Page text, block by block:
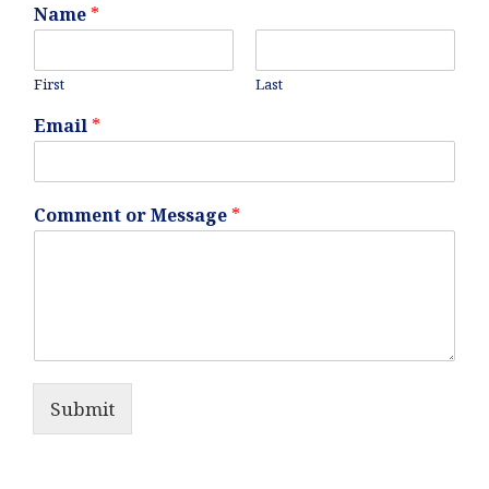
Name *
First Last
Email *
Comment or Message *
Submit